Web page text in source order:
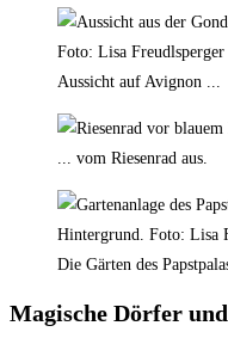
Aussicht auf Avignon ...
... vom Riesenrad aus.
Die Gärten des
Magische Dörfer